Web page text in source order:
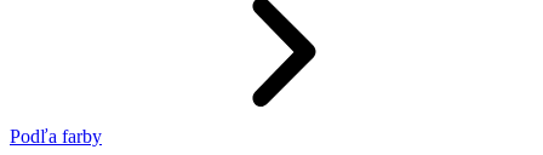
Podľa farby